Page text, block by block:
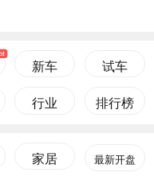
新车 试车
行业 排行榜
家居 最新开盘